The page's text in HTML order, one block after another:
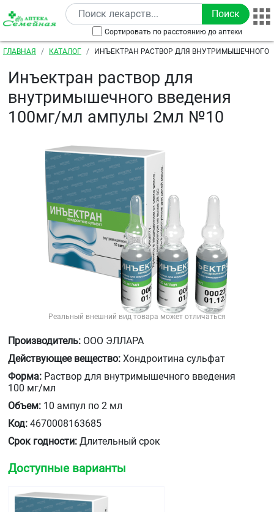
Перейти к основному содержанию
Сортировать по расстоянию до аптеки
Строка навигации
ГЛАВНАЯ КАТАЛОГ
ИНЪЕКТРАН РАСТВОР ДЛЯ ВНУТРИМЫШЕЧНОГО
Инъектран раствор для
внутримышечного введения
100мг/мл ампулы 2мл №10
Реальный внешний вид товара может отличаться
Производитель: ООО ЭЛЛАРА
Действующее вещество: Хондроитина сульфат
Форма: Раствор для внутримышечного введения
100 мг/мл
Объем: 10 ампул по 2 мл
Код: 4670008163685
Срок годности: Длительный срок
Доступные варианты